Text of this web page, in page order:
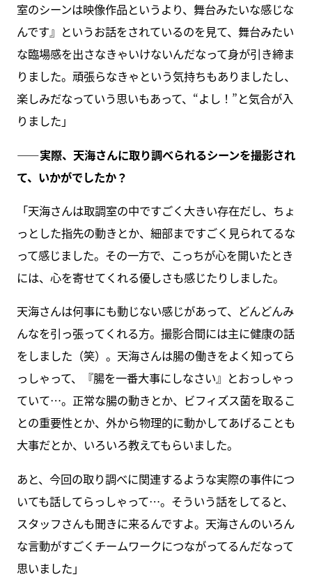
室のシーンは映像作品というより、舞台みたいな感じな
んです』というお話をされているのを見て、舞台みたい
な臨場感を出さなきゃいけないんだなって身が引き締ま
りました。頑張らなきゃという気持ちもありましたし、
楽しみだなっていう思いもあって、“よし！”と気合が入
りました」
――実際、天海さんに取り調べられるシーンを撮影され
て、いかがでしたか？
「天海さんは取調室の中ですごく大きい存在だし、ちょ
っとした指先の動きとか、細部まですごく見られてるな
って感じました。その一方で、こっちが心を開いたとき
には、心を寄せてくれる優しさも感じたりしました。
天海さんは何事にも動じない感じがあって、どんどんみ
んなを引っ張ってくれる方。撮影合間には主に健康の話
をしました（笑）。天海さんは腸の働きをよく知ってら
っしゃって、『腸を一番大事にしなさい』とおっしゃっ
ていて…。正常な腸の動きとか、ビフィズス菌を取るこ
との重要性とか、外から物理的に動かしてあげることも
大事だとか、いろいろ教えてもらいました。
あと、今回の取り調べに関連するような実際の事件につ
いても話してらっしゃって…。そういう話をしてると、
スタッフさんも聞きに来るんですよ。天海さんのいろん
な言動がすごくチームワークにつながってるんだなって
思いました」